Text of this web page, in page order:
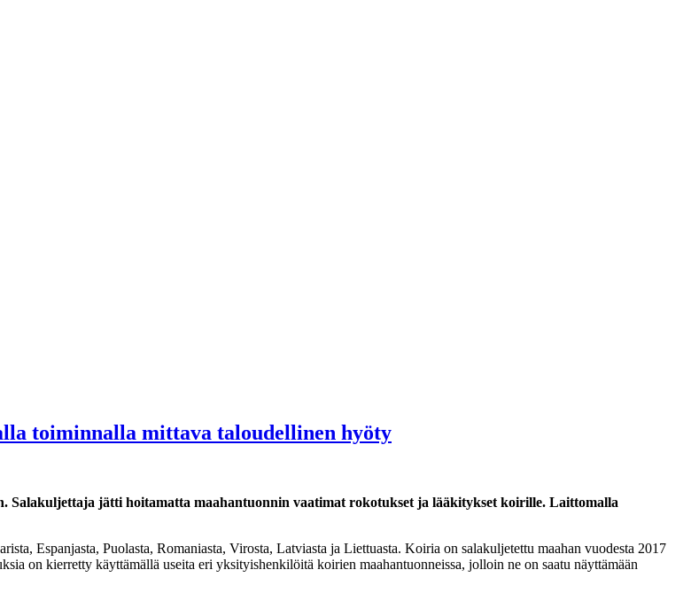
toiminnalla mittava taloudellinen hyöty
Salakuljettaja jätti hoitamatta maahantuonnin vaatimat rokotukset ja lääkitykset koirille. Laittomalla
Espanjasta, Puolasta, Romaniasta, Virosta, Latviasta ja Liettuasta. Koiria on salakuljetettu maahan vuodesta 2017
on kierretty käyttämällä useita eri yksityishenkilöitä koirien maahantuonneissa, jolloin ne on saatu näyttämään